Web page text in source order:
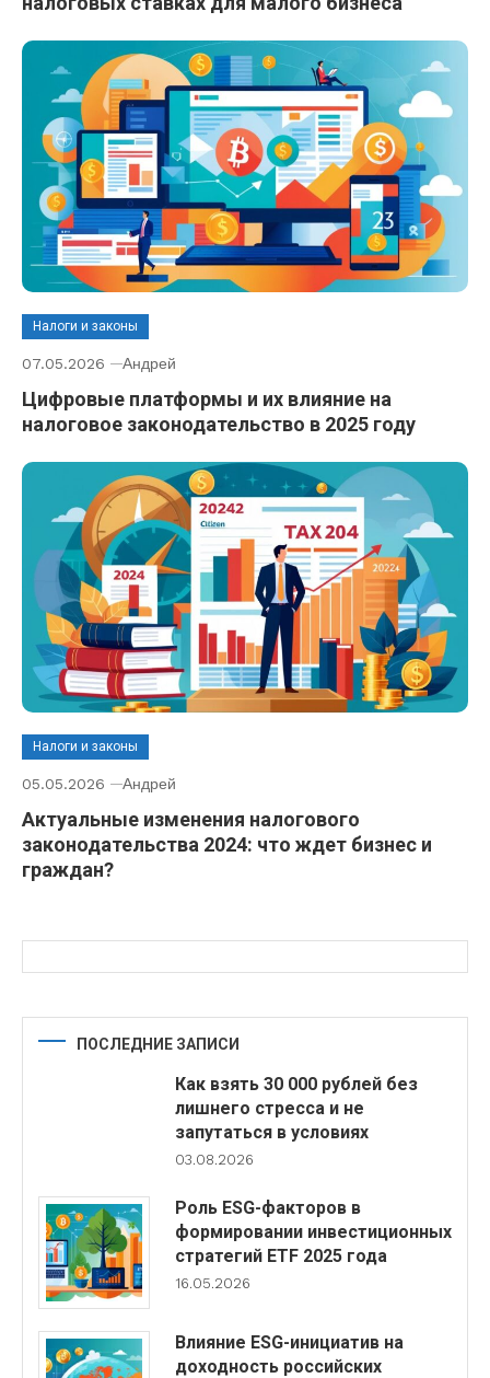
Налоги и законы
07.05.2026 Андрей
Цифровые платформы и их влияние на
налоговое законодательство в 2025 году
Налоги и законы
05.05.2026 Андрей
Актуальные изменения налогового
законодательства 2024: что ждет бизнес и
граждан?
ПОСЛЕДНИЕ ЗАПИСИ
Как взять 30 000 рублей без
лишнего стресса и не
запутаться в условиях
03.08.2026
Роль ESG-факторов в
формировании инвестиционных
стратегий ETF 2025 года
16.05.2026
Влияние ESG-инициатив на
доходность российских